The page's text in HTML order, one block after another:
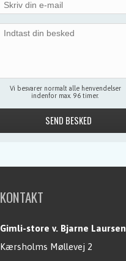
Vi besvarer normalt alle henvendelser
indenfor max. 96 timer.
KONTAKT
Gimli-store v. Bjarne Laursen
Kærsholms Møllevej 2